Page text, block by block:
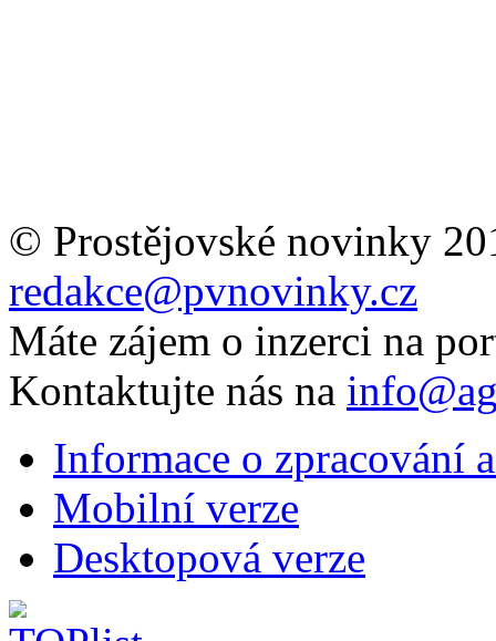
© Prostějovské novinky
redakce@pvnovinky.cz
Máte zájem o inzerci na
Kontaktujte nás na
Informace o zpracování
Mobilní verze
Desktopová verze